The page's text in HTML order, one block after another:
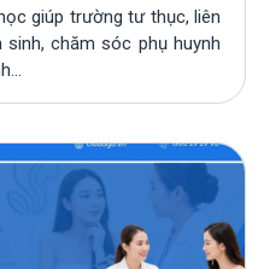
giúp trường tư thục, liên
chăm sóc phụ huynh